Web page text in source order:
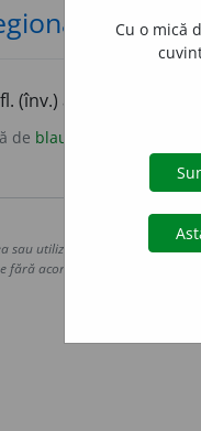
(înv.) a se lepăda (de
de blaurb.
Copyright
sau utilizarea datelor de pe
fără acordul nostru prealabil
Cu o mică